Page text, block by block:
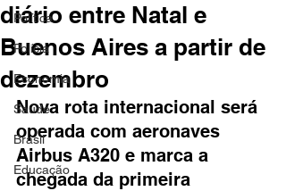
Política
Polícia
Economia
Saúde
Brasil
Educação
diário entre Natal e
Buenos Aires a partir de
dezembro
Nova rota internacional será
operada com aeronaves
Airbus A320 e marca a
chegada da primeira